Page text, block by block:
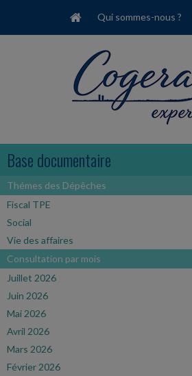
Qui sommes-nous ?
Base documentaire
Thémes des Dépêches
Fiscal TPE
Social
Vie des affaires
Consultation par mois
Juillet 2026
Juin 2026
Mai 2026
Avril 2026
Mars 2026
Février 2026